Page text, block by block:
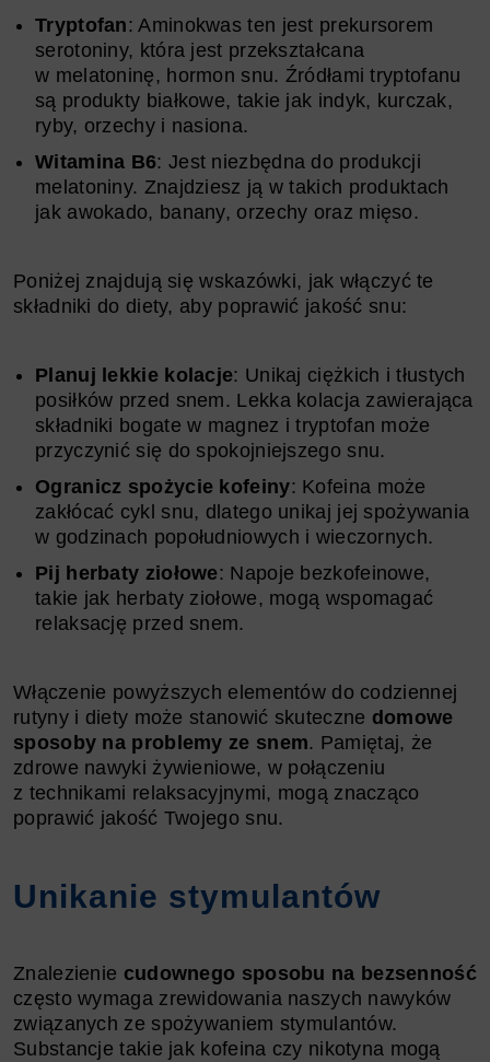
Tryptofan: Aminokwas ten jest prekursorem
serotoniny, która jest przekształcana
w melatoninę, hormon snu. Źródłami tryptofanu
są produkty białkowe, takie jak indyk, kurczak,
ryby, orzechy i nasiona.
Witamina B6: Jest niezbędna do produkcji
melatoniny. Znajdziesz ją w takich produktach
jak awokado, banany, orzechy oraz mięso.
Poniżej znajdują się wskazówki, jak włączyć te
składniki do diety, aby poprawić jakość snu:
Planuj lekkie kolacje: Unikaj ciężkich i tłustych
posiłków przed snem. Lekka kolacja zawierająca
składniki bogate w magnez i tryptofan może
przyczynić się do spokojniejszego snu.
Ogranicz spożycie kofeiny: Kofeina może
zakłócać cykl snu, dlatego unikaj jej spożywania
w godzinach popołudniowych i wieczornych.
Pij herbaty ziołowe: Napoje bezkofeinowe,
takie jak herbaty ziołowe, mogą wspomagać
relaksację przed snem.
Włączenie powyższych elementów do codziennej
rutyny i diety może stanowić skuteczne domowe
sposoby na problemy ze snem. Pamiętaj, że
zdrowe nawyki żywieniowe, w połączeniu
z technikami relaksacyjnymi, mogą znacząco
poprawić jakość Twojego snu.
Unikanie stymulantów
Znalezienie cudownego sposobu na bezsenność
często wymaga zrewidowania naszych nawyków
związanych ze spożywaniem stymulantów.
Substancje takie jak kofeina czy nikotyna mogą